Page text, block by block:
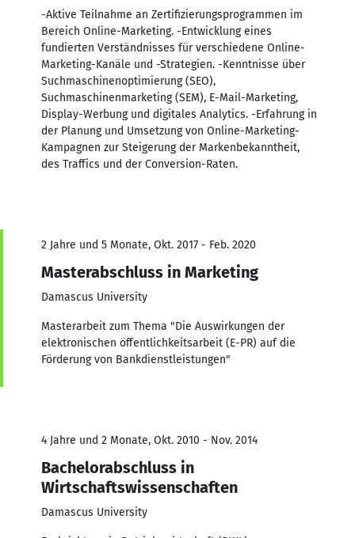
-Aktive Teilnahme an Zertifizierungsprogrammen im
Bereich Online-Marketing. -Entwicklung eines
fundierten Verständnisses für verschiedene Online-
Marketing-Kanäle und -Strategien. -Kenntnisse über
Suchmaschinenoptimierung (SEO),
Suchmaschinenmarketing (SEM), E-Mail-Marketing,
Display-Werbung und digitales Analytics. -Erfahrung in
der Planung und Umsetzung von Online-Marketing-
Kampagnen zur Steigerung der Markenbekanntheit,
des Traffics und der Conversion-Raten.
2 Jahre und 5 Monate, Okt. 2017 - Feb. 2020
Masterabschluss in Marketing
Damascus University
Masterarbeit zum Thema "Die Auswirkungen der
elektronischen öffentlichkeitsarbeit (E-PR) auf die
Förderung von Bankdienstleistungen"
4 Jahre und 2 Monate, Okt. 2010 - Nov. 2014
Bachelorabschluss in
Wirtschaftswissenschaften
Damascus University